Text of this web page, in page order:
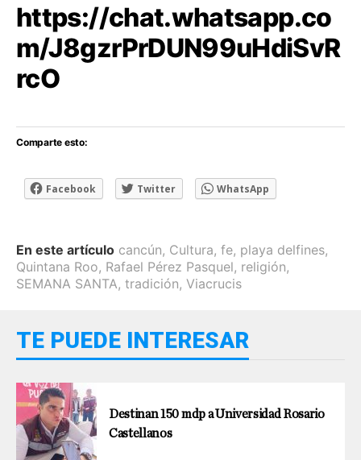
https://chat.whatsapp.co
m/J8gzrPrDUN99uHdiSvR
rcO
Comparte esto:
Facebook Twitter WhatsApp
En este artículo cancún, Cultura, fe, playa delfines,
Quintana Roo, Rafael Pérez Pasquel, religión,
SEMANA SANTA, tradición, Viacrucis
TE PUEDE INTERESAR
Destinan 150 mdp a Universidad Rosario
Castellanos